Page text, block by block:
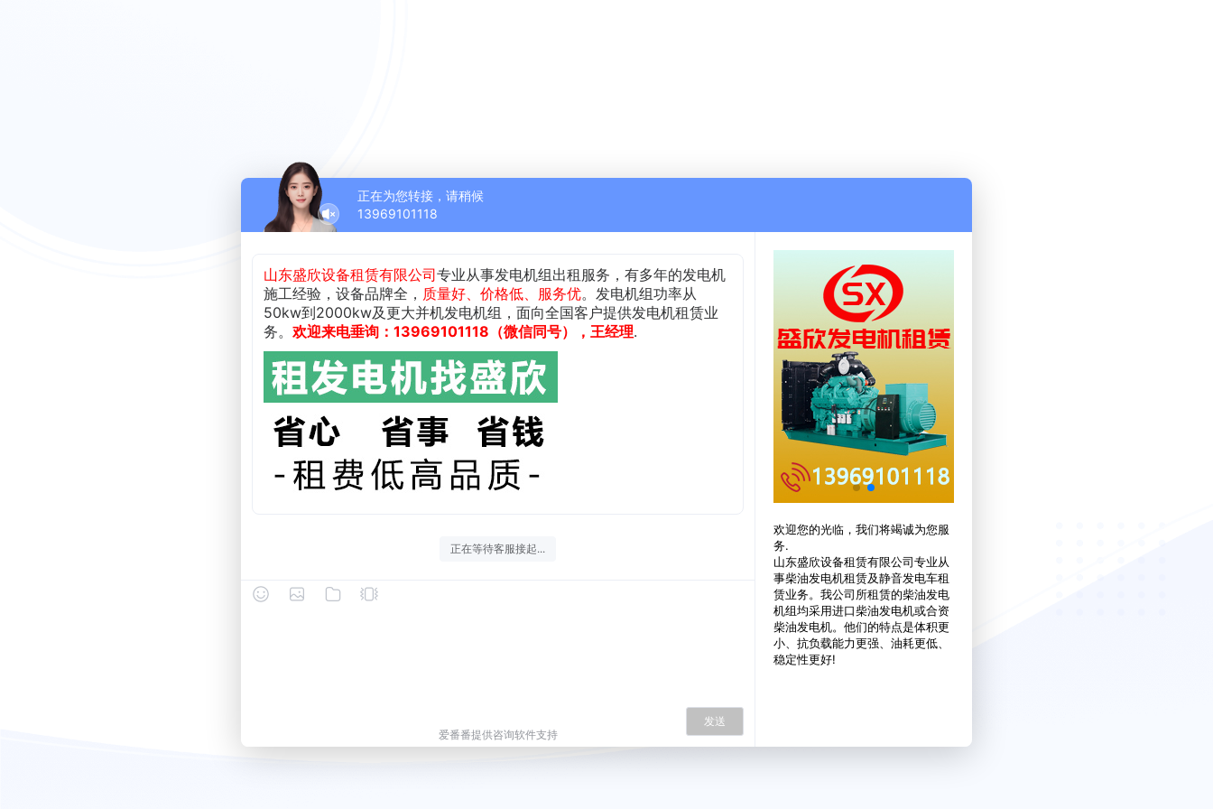
正在为您转接，请稍候
13969101118
山东盛欣设备租赁有限公司专业从事发电机组出租服务，有多年的发电机
施工经验，设备品牌全， 质量好、价格低、服务优。发电机组功率从
50kw到2000kw及更大并机发电机组，面向全国客户提供发电机租赁业
务。 欢迎来电垂询：13969101118 （微信同号） ，王经理.
正在等待客服接起...
发送
欢迎您的光临，我们将竭诚为您服
务.
山东盛欣设备租赁有限公司专业从
事柴油发电机租赁及静音发电车租
赁业务。我公司所租赁的柴油发电
机组均采用进口柴油发电机或合资
柴油发电机。他们的特点是体积更
小、抗负载能力更强、油耗更低、
稳定性更好!